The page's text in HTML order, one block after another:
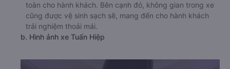
toàn cho hành khách. Bên cạnh đó, không gian trong xe
cũng được vệ sinh sạch sẽ, mang đến cho hành khách
trải nghiệm thoải mái.
b. Hình ảnh xe Tuấn Hiệp